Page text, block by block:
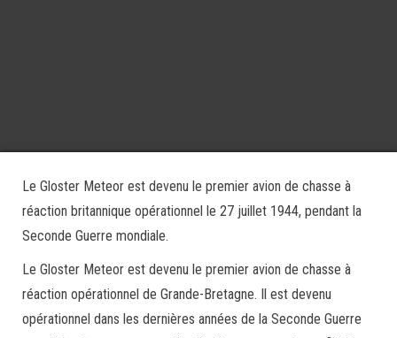
Le Gloster Meteor est devenu le premier avion de chasse à
réaction britannique opérationnel le 27 juillet 1944, pendant la
Seconde Guerre mondiale.
Le Gloster Meteor est devenu le premier avion de chasse à
réaction opérationnel de Grande-Bretagne. Il est devenu
opérationnel dans les dernières années de la Seconde Guerre